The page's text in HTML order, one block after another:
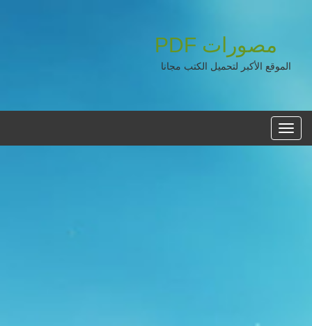
مصورات PDF
الموقع الأكبر لتحميل الكتب مجانا
القائمه
الرئيسية